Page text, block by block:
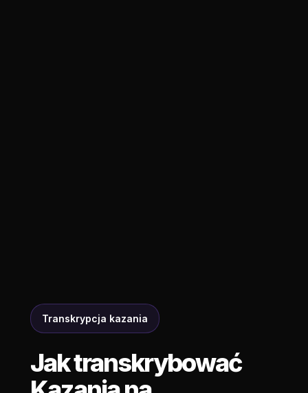
Transkrypcja kazania
Jak transkrybować